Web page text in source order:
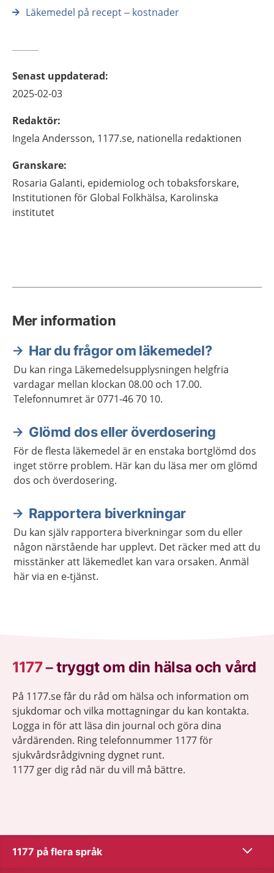
Läkemedel på recept – kostnader
Senast uppdaterad:
2025-02-03
Redaktör:
Ingela Andersson, 1177.se, nationella redaktionen
Granskare:
Rosaria Galanti, epidemiolog och tobaksforskare,
Institutionen för Global Folkhälsa, Karolinska
institutet
Mer information
Har du frågor om läkemedel?
Du kan ringa Läkemedelsupplysningen helgfria
vardagar mellan klockan 08.00 och 17.00.
Telefonnumret är 0771-46 70 10.
Glömd dos eller överdosering
För de flesta läkemedel är en enstaka bortglömd dos
inget större problem. Här kan du läsa mer om glömd
dos och överdosering.
Rapportera biverkningar
Du kan själv rapportera biverkningar som du eller
någon närstående har upplevt. Det räcker med att du
misstänker att läkemedlet kan vara orsaken. Anmäl
här via en e-tjänst.
1177–tryggt om din hälsa och vård
På 1177.se får du råd om hälsa och information om
sjukdomar och vilka mottagningar du kan kontakta.
Logga in för att läsa din journal och göra dina
vårdärenden. Ring telefonnummer 1177 för
sjukvårdsrådgivning dygnet runt.
1177 ger dig råd när du vill må bättre.
1177 på flera språk Visa